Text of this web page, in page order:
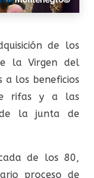
de los
la Virgen del
a los beneficios
rifas y a las
de la junta de
de los 80,
proceso de